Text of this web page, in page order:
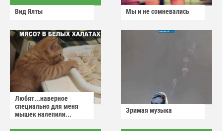
Вид Ялты Мы и не сомневались
Любят...наверное
специально для меня
мышек налепили...
Зримая музыка